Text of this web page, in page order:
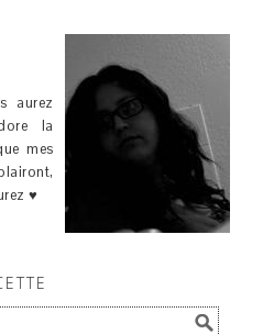
aurez
la
mes
♥